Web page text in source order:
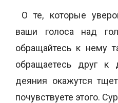
О те, которые
ваши голоса над
обращайтесь к нему
обращаетесь друг
деяния окажутся
почувствуете этого.